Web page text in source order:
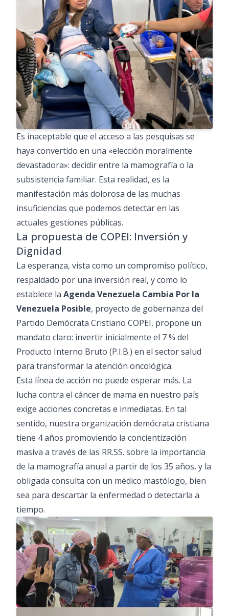
Es inaceptable que el acceso a las pesquisas se
haya convertido en una «elección moralmente
devastadora»: decidir entre la mamografía o la
subsistencia familiar. Esta realidad, es la
manifestación más dolorosa de las muchas
insuficiencias que podemos detectar en las
actuales gestiones públicas.
La propuesta de COPEI: Inversión y
Dignidad
La esperanza, vista como un compromiso político,
respaldado por una inversión real, y como lo
establece la Agenda Venezuela Cambia Por la
Venezuela Posible, proyecto de gobernanza del
Partido Demócrata Cristiano COPEI, propone un
mandato claro: invertir inicialmente el 7 % del
Producto Interno Bruto (P.I.B.) en el sector salud
para transformar la atención oncológica.
Esta línea de acción no puede esperar más. La
lucha contra el cáncer de mama en nuestro país
exige acciones concretas e inmediatas. En tal
sentido, nuestra organización demócrata cristiana
tiene 4 años promoviendo la concientización
masiva a través de las RR.SS. sobre la importancia
de la mamografía anual a partir de los 35 años, y la
obligada consulta con un médico mastólogo, bien
sea para descartar la enfermedad o detectarla a
tiempo.